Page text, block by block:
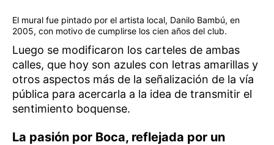
El mural fue pintado por el artista local, Danilo Bambú, en
2005, con motivo de cumplirse los cien años del club.
Luego se modificaron los carteles de ambas
calles, que hoy son azules con letras amarillas y
otros aspectos más de la señalización de la vía
pública para acercarla a la idea de transmitir el
sentimiento boquense.
La pasión por Boca, reflejada por un